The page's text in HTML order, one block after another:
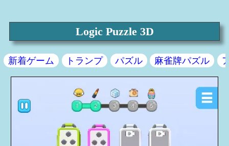
Logic Puzzle 3D
新着ゲーム トランプ パズル 麻雀牌パズル